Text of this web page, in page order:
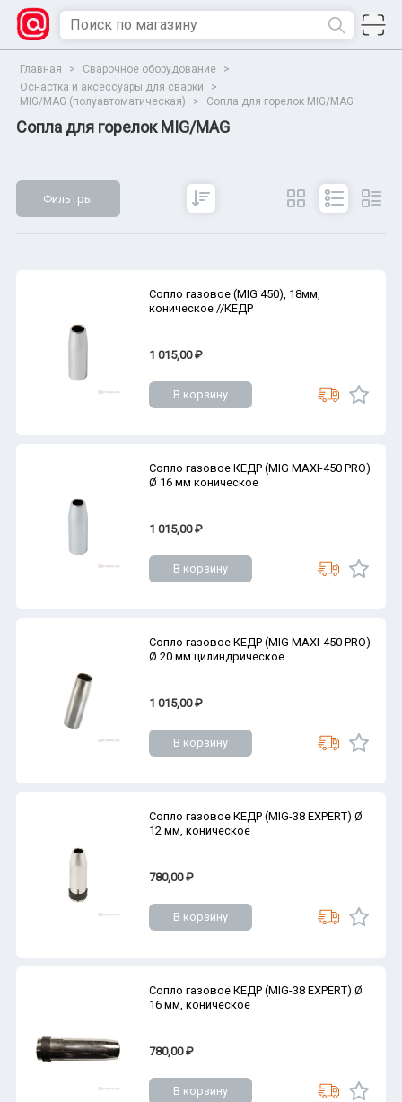
Главная > Сварочное оборудование
>
Оснастка и аксессуары для сварки
>
MIG/MAG (полуавтоматическая)
> Сопла для горелок MIG/MAG
Сопла для горелок MIG/MAG
Фильтры
Сопло газовое (MIG 450), 18мм,
коническое //КЕДР
1 015,00 ₽
В корзину
Сопло газовое КЕДР (MIG MAXI-450 PRO)
Ø 16 мм коническое
1 015,00 ₽
В корзину
Сопло газовое КЕДР (MIG MAXI-450 PRO)
Ø 20 мм цилиндрическое
1 015,00 ₽
В корзину
Сопло газовое КЕДР (MIG-38 EXPERT) Ø
12 мм, коническое
780,00 ₽
В корзину
Сопло газовое КЕДР (MIG-38 EXPERT) Ø
16 мм, коническое
780,00 ₽
В корзину